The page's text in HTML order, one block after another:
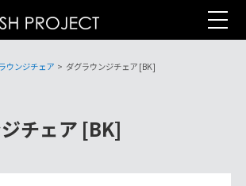
ウンジチェア > ダグラウンジチェア [BK]
チェア [BK]